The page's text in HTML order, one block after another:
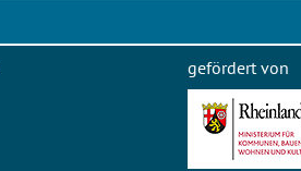
gefördert von